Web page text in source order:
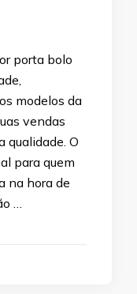
porta bolo
modelos da
vendas
qualidade. O
para quem
na hora de
…